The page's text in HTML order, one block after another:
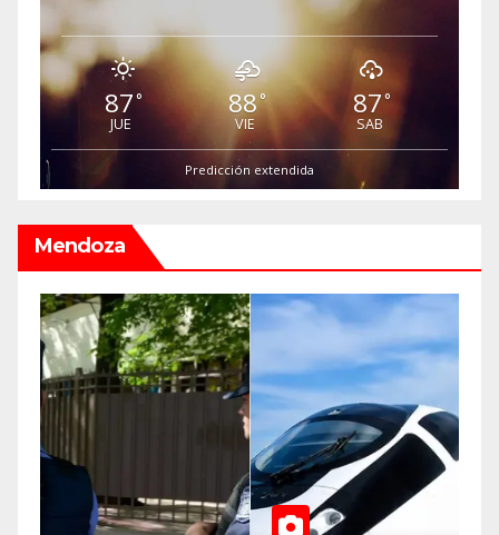
87°
JUE
88°
VIE
87°
SAB
Predicción extendida
Mendoza